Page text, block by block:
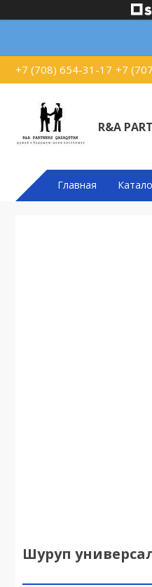
+7 (708) 654-31-17 +7
R&A
Главная
Шуруп